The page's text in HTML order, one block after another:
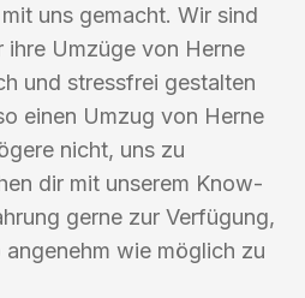
uns gemacht. Wir sind
Umzüge von Herne
und stressfrei gestalten
einen Umzug von Herne
nicht, uns zu
dir mit unserem Know-
gerne zur Verfügung,
wie möglich zu